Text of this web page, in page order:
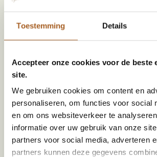
Toestemming Details
Accepteer onze cookies voor de beste
site.
We gebruiken cookies om content en
personaliseren, om functies voor social
en om ons websiteverkeer te
informatie over uw gebruik van onze
partners voor social media, adverteren
partners kunnen deze gegevens
Specificaties
Materiaal
Kleur Zwart
Land van herkomst China
Stijl Ibiza vibe |